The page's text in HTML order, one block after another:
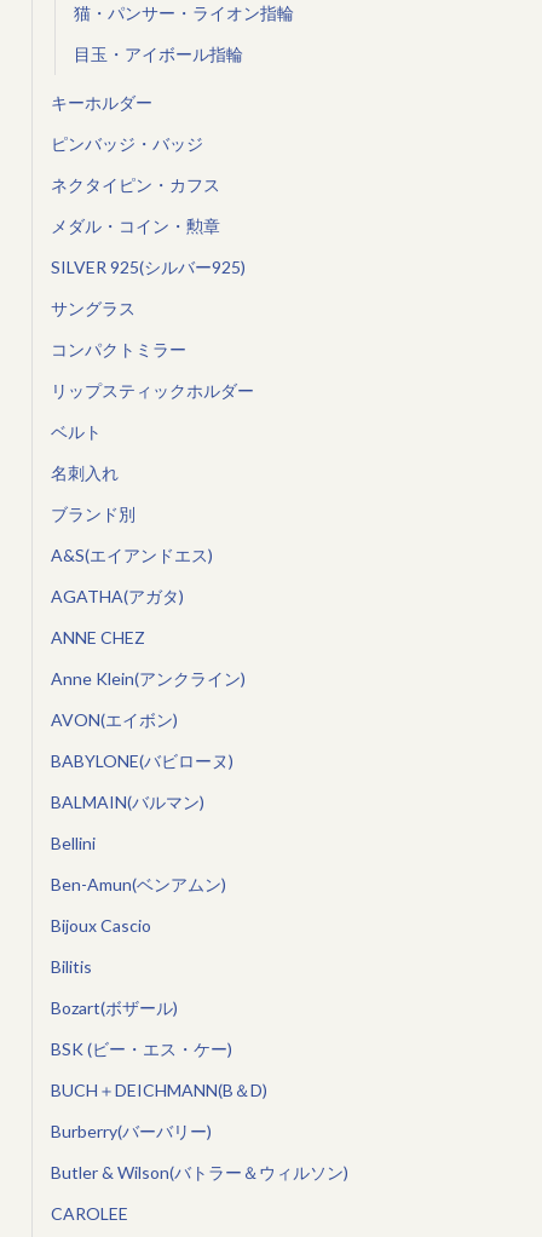
猫・パンサー・ライオン指輪
目玉・アイボール指輪
キーホルダー
ピンバッジ・バッジ
ネクタイピン・カフス
メダル・コイン・勲章
SILVER 925(シルバー925)
サングラス
コンパクトミラー
リップスティックホルダー
ベルト
名刺入れ
ブランド別
A&S(エイアンドエス)
AGATHA(アガタ)
ANNE CHEZ
Anne Klein(アンクライン)
AVON(エイボン)
BABYLONE(バビローヌ)
BALMAIN(バルマン)
Bellini
Ben-Amun(ベンアムン)
Bijoux Cascio
Bilitis
Bozart(ボザール)
BSK (ビー・エス・ケー)
BUCH＋DEICHMANN(B＆D)
Burberry(バーバリー)
Butler & Wilson(バトラー＆ウィルソン)
CAROLEE